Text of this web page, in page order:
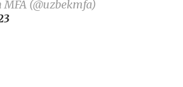
(@uzbekmfa)